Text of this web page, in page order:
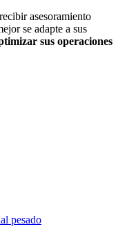
asesoramiento
se adapte a sus
sus operaciones
pesado